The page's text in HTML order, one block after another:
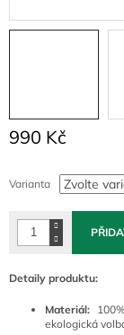
990 Kč
cena:
Varianta
Detaily produktu:
Materiál:
ekologická